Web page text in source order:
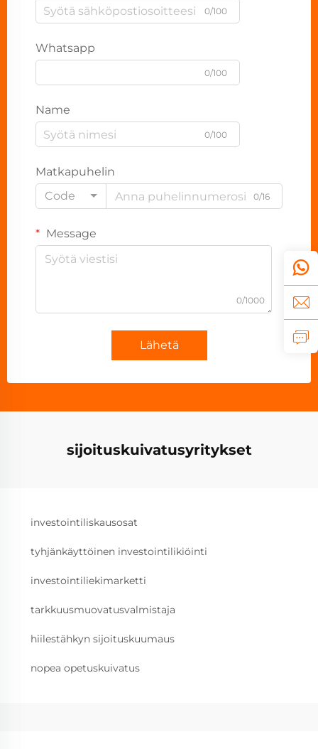
0/100
Whatsapp
0/100
Name
0/100
Matkapuhelin
Code
0/16
Message
0/1000
Lähetä
sijoituskuivatusyritykset
investointiliskausosat
tyhjänkäyttöinen investointilikiöinti
investointiliekimarketti
tarkkuusmuovatusvalmistaja
hiilestähkyn sijoituskuumaus
nopea opetuskuivatus